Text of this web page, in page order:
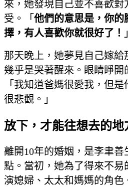
來，她發現自己並不喜歡對
受。「 他們的意思是，你的
擇，有人喜歡你就很好了！ 」
那天晚上，她夢見自己嫁給
幾乎是哭著醒來。眼睛睜開
「我知道爸媽很愛我，但
很悲觀。」
放下，才能往想去的地
離開10年的婚姻，是李聿
點。當初，她為了得來不
演媳婦、太太和媽媽的角色